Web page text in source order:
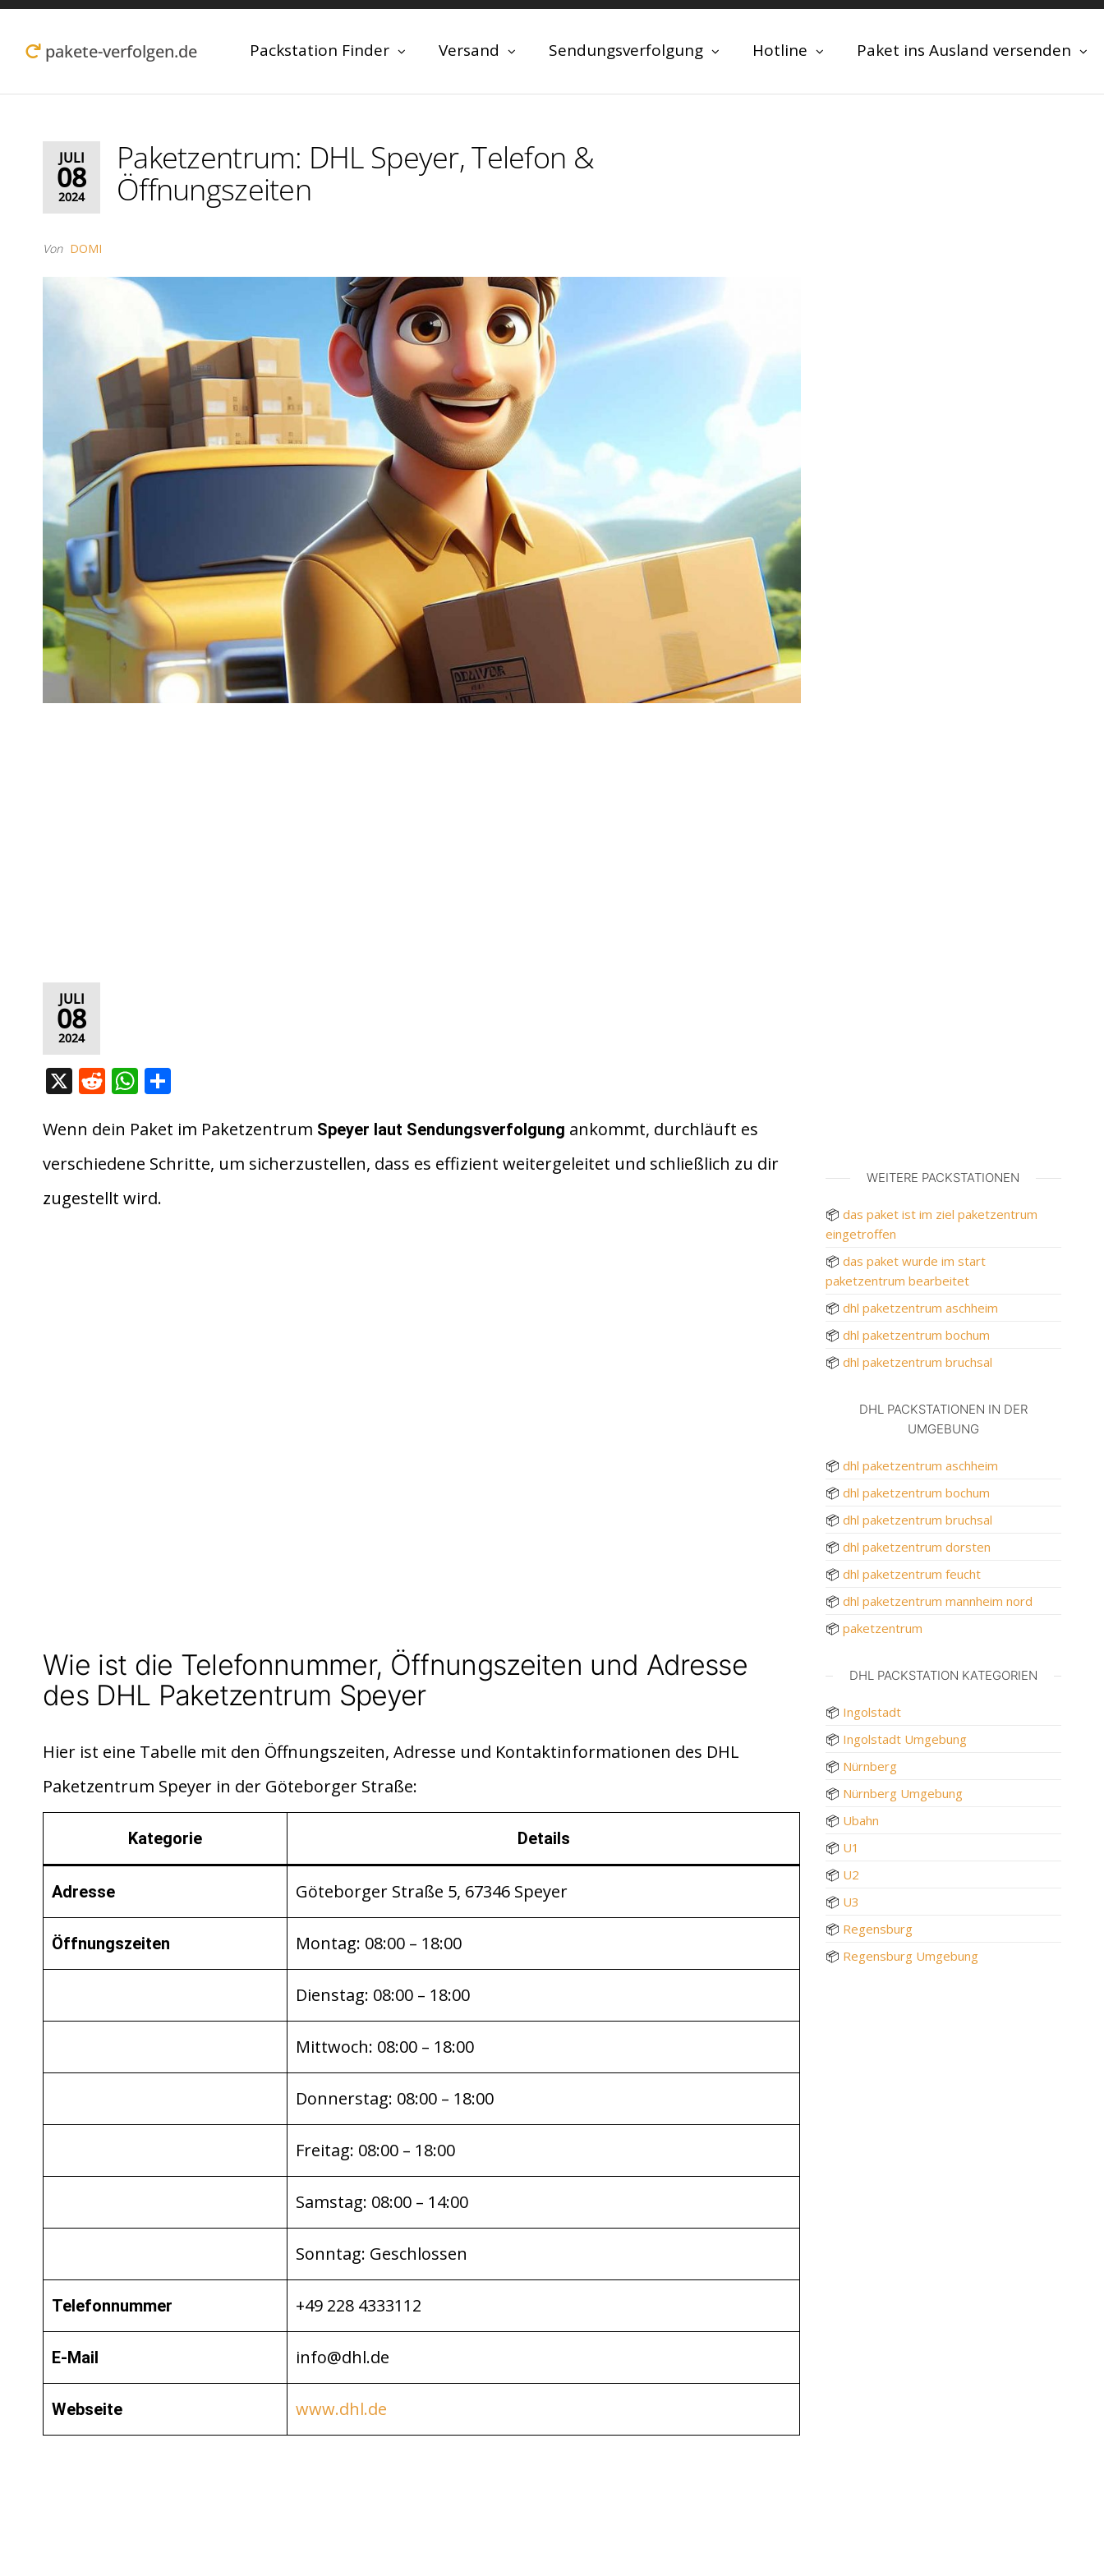
Zum
Inhalt pakete-verfolgen.de Packstation Finder Versand Sendungsverfolgung Hotline Paket ins Ausland versenden
JULI
08
2024
Paketzentrum: DHL Speyer, Telefon &
Öffnungszeiten
Von DOMI
JULI
08
2024
X R
d
di
t
W
at
s
A
p
le
n
Wenn dein Paket im Paketzentrum Speyer laut Sendungsverfolgung ankommt, durchläuft es
verschiedene Schritte, um sicherzustellen, dass es effizient weitergeleitet und schließlich zu dir
zugestellt wird.
Wie ist die Telefonnummer, Öffnungszeiten und Adresse
des DHL Paketzentrum Speyer
Hier ist eine Tabelle mit den Öffnungszeiten, Adresse und Kontaktinformationen des DHL
Paketzentrum Speyer in der Göteborger Straße:
Kategorie Details
Adresse Göteborger Straße 5, 67346 Speyer
Öffnungszeiten Montag: 08:00 – 18:00
Dienstag: 08:00 – 18:00
Mittwoch: 08:00 – 18:00
Donnerstag: 08:00 – 18:00
Freitag: 08:00 – 18:00
Samstag: 08:00 – 14:00
Sonntag: Geschlossen
Telefonnummer +49 228 4333112
E-Mail info@dhl.de
Webseite www.dhl.de
WEITERE PACKSTATIONEN
📦 das paket ist im ziel paketzentrum
eingetroffen
📦 das paket wurde im start
paketzentrum bearbeitet
📦 dhl paketzentrum aschheim
📦 dhl paketzentrum bochum
📦 dhl paketzentrum bruchsal
DHL PACKSTATIONEN IN DER
UMGEBUNG
📦 dhl paketzentrum aschheim
📦 dhl paketzentrum bochum
📦 dhl paketzentrum bruchsal
📦 dhl paketzentrum dorsten
📦 dhl paketzentrum feucht
📦 dhl paketzentrum mannheim nord
📦 paketzentrum
DHL PACKSTATION KATEGORIEN
📦 Ingolstadt
📦 Ingolstadt Umgebung
📦 Nürnberg
📦 Nürnberg Umgebung
📦 Ubahn
📦 U1
📦 U2
📦 U3
📦 Regensburg
📦 Regensburg Umgebung